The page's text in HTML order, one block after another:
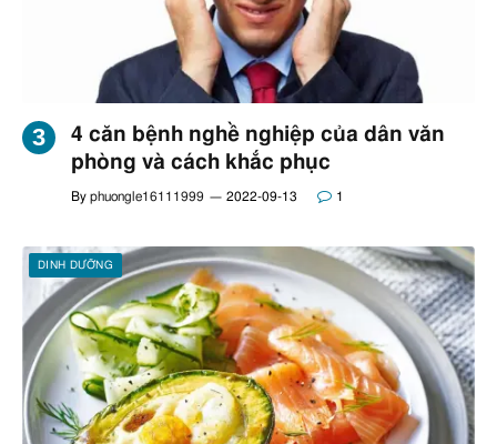
4 căn bệnh nghề nghiệp của dân văn
phòng và cách khắc phục
By phuongle16111999 2022-09-13 1
DINH DƯỠNG